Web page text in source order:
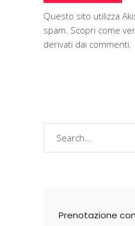
Questo sito utilizza
spam. Scopri come
derivati dai commenti.
Prenotazione